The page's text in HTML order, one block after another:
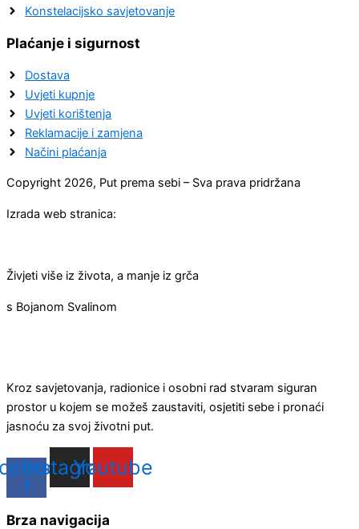
Konstelacijsko savjetovanje
Plaćanje i sigurnost
Dostava
Uvjeti kupnje
Uvjeti korištenja
Reklamacije i zamjena
Načini plaćanja
Copyright 2026, Put prema sebi – Sva prava pridržana
Izrada web stranica:
Živjeti više iz života, a manje iz grča
s Bojanom Svalinom
Kroz savjetovanja, radionice i osobni rad stvaram siguran
prostor u kojem se možeš zaustaviti, osjetiti sebe i pronaći
jasnoću za svoj životni put.
f
Instagram
Youtube
Brza navigacija